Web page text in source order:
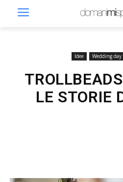
Idee Wedding day
LE STORIE